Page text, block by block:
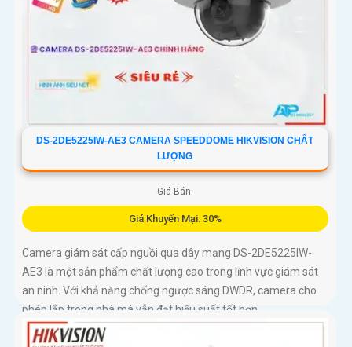
DS-2DE5225IW-AE3 CAMERA SPEEDDOME HIKVISION CHẤT
LƯỢNG
Giá Bán:
Giá Khuyến Mại: 30%
Camera giám sát cấp nguồi qua dây mạng DS-2DE5225IW-
AE3 là một sản phẩm chất lượng cao trong lĩnh vực giám sát
an ninh. Với khả năng chống ngược sáng DWDR, camera cho
phép lắp trong nhà mà vẫn đạt hiệu suất tốt hơn